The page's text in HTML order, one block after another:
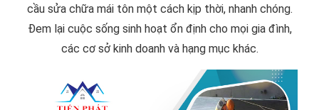
cầu sửa chữa mái tôn một cách kịp thời, nhanh chóng.
Đem lại cuộc sống sinh hoạt ổn định cho mọi gia đình,
các cơ sở kinh doanh và hạng mục khác.